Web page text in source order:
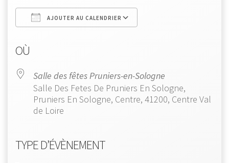
AJOUTER AU CALENDRIER
OÙ
Salle des fêtes Pruniers-en-Sologne
Salle Des Fetes De Pruniers En Sologne,
Pruniers En Sologne, Centre, 41200, Centre Val
de Loire
TYPE D’ÉVÈNEMENT